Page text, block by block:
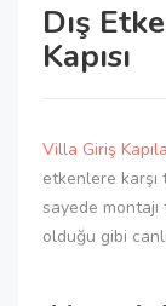
Dış
Kapısı
Villa Giriş
etkenlere karşı
sayede montajı
olduğu gibi